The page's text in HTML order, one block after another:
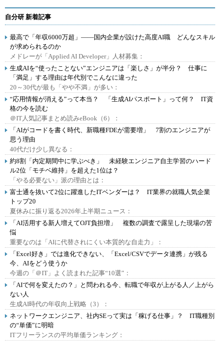
自分研 新着記事
最高で「年収6000万超」――国内企業が設けた高度AI職 どんなスキル
が求められるのか
メドレーが「Applied AI Developer」人材募集：
生成AIを“使ったことない”エンジニアは「楽しさ」が半分？ 仕事に
「満足」する理由は年代別でこんなに違った
20～30代が最も「やや不満」が多い：
“応用情報が消える”って本当？ 「生成AIパスポート」って何？ IT資
格の今を読む
＠IT人気記事まとめ読みeBook（6）：
「AIがコードを書く時代、新職種FDEが需要増」 7割のエンジニアが
思う理由
40代だけ少し異なる：
約8割「内定期間中に学ぶべき」 未経験エンジニア自主学習のハード
ル2位「モチベ維持」を超えた1位は？
「やる必要ない」派の理由とは：
富士通を抜いて2位に躍進したITベンダーは？ IT業界の就職人気企業
トップ20
夏休みに振り返る2026年上半期ニュース：
「AI活用する新人増えてOJT負担増」 複数の調査で露呈した現場の苦
悩
重要なのは「AIに代替されにくい本質的な自走力」：
「Excel好き」では進化できない、「Excel/CSVでデータ連携」が残る
今、AIをどう使うか
今週の「＠IT」よく読まれた記事“10選”：
「AIで何を変えたの？」と問われる今、転職で年収が上がる人／上がら
ない人
生成AI時代の年収向上戦略（3）：
ネットワークエンジニア、社内SEって実は「稼げる仕事」？ IT職種別
の“単価”に明暗
ITフリーランスの平均単価ランキング：